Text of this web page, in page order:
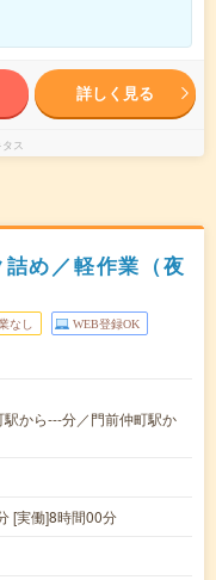
詳しく見る
ス
め／軽作業（夜
なし WEB登録OK
から---分／門前仲町駅か
[実働]8時間00分